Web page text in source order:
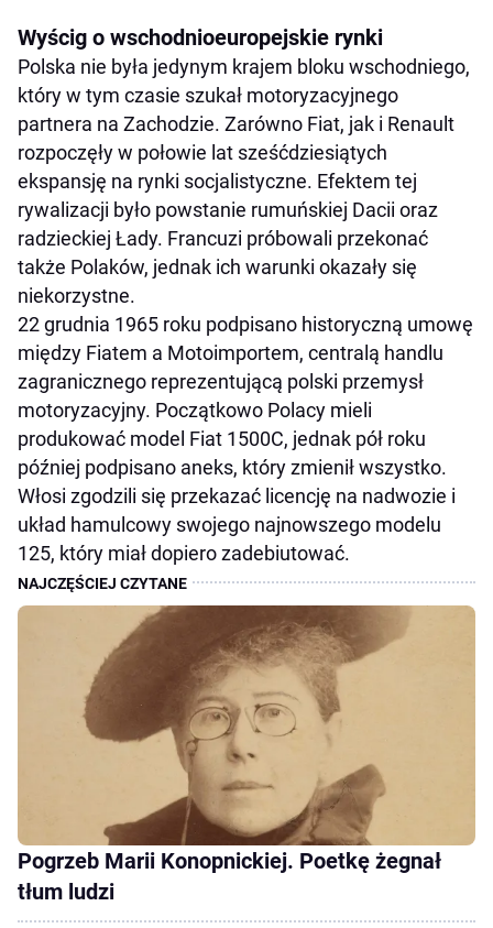
Wyścig o wschodnioeuropejskie rynki
Polska nie była jedynym krajem bloku wschodniego,
który w tym czasie szukał motoryzacyjnego
partnera na Zachodzie. Zarówno Fiat, jak i Renault
rozpoczęły w połowie lat sześćdziesiątych
ekspansję na rynki socjalistyczne. Efektem tej
rywalizacji było powstanie rumuńskiej Dacii oraz
radzieckiej Łady. Francuzi próbowali przekonać
także Polaków, jednak ich warunki okazały się
niekorzystne.
22 grudnia 1965 roku podpisano historyczną umowę
między Fiatem a Motoimportem, centralą handlu
zagranicznego reprezentującą polski przemysł
motoryzacyjny. Początkowo Polacy mieli
produkować model Fiat 1500C, jednak pół roku
później podpisano aneks, który zmienił wszystko.
Włosi zgodzili się przekazać licencję na nadwozie i
układ hamulcowy swojego najnowszego modelu
125, który miał dopiero zadebiutować.
Pogrzeb Marii Konopnickiej. Poetkę żegnał
tłum ludzi